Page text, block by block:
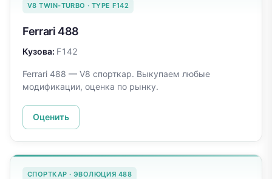
V8 TWIN-TURBO · TYPE F142
Ferrari 488
Кузова: F142
Ferrari 488 — V8 спорткар. Выкупаем любые
модификации, оценка по рынку.
Оценить
СПОРТКАР · ЭВОЛЮЦИЯ 488